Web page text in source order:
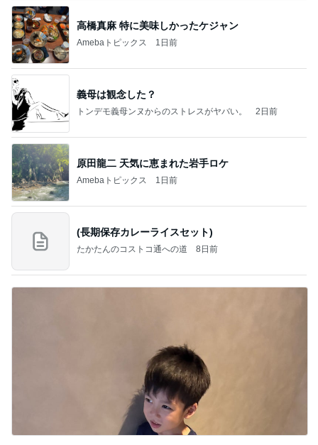
高橋真麻 特に美味しかったケジャン
Amebaトピックス 1日前
義母は観念した？
トンデモ義母ンヌからのストレスがヤバい。 2日前
原田龍二 天気に恵まれた岩手ロケ
Amebaトピックス 1日前
(長期保存カレーライスセット)
たかたんのコストコ通への道 8日前